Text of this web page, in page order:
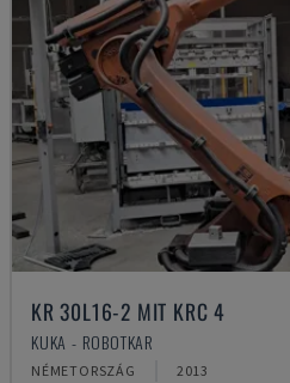
KR 30L16-2 MIT KRC 4
KUKA - ROBOTKAR
NÉMETORSZÁG 2013